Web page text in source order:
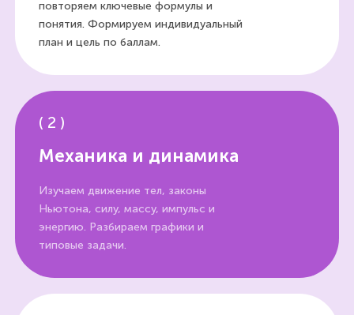
повторяем ключевые формулы и
понятия. Формируем индивидуальный
план и цель по баллам.
( 2 )
Механика и динамика
Изучаем движение тел, законы
Ньютона, силу, массу, импульс и
энергию. Разбираем графики и
типовые задачи.